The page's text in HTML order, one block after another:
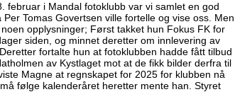
februar i Mandal fotoklubb var vi samlet en god
Tomas Govertsen ville fortelle og vise oss. Men
opplysninger; Først takket hun Fokus FK for
siden, og minnet deretter om innlevering av
fortalte hun at fotoklubben hadde fått tilbud
av Kystlaget mot at de fikk bilder derfra til
Magne at regnskapet for 2025 for klubben nå
følge kalenderåret heretter mente han. Styret